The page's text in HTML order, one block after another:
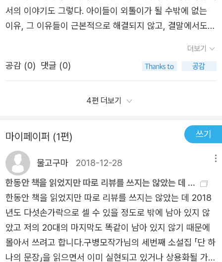
마음의 문을 열도록 조용하게 그리고 천천히 두드려주기만
한다. 문을 여는 것은 히토코의 선택이고 자연스럽게 이루어
의 히토코, 후유키 그리고 히토코에게 내내 미안한 마음이
들지만 외톨이로 변해가는 모습이 싫은 호리코시와 호리코
만들어버린 가호까지. 모두 아픈 십대의 시간을 보내고 있
어내고 있는 순간 마음 속 응어리도 조금씩 풀어지고 있다.
관계 속에서의 힘겨움은 우리 모두를 '외톨이'로 만든다. 힘
겹기에 혼자만의 공간을 찾게 되고, 그것이 익숙해지면 우린
사회 속의 외톨이가 되게 마련이다. 히토코는 엄마로부터의
분리를 선언한 후유키에게 말한다. '가족을 잃어버렸을진 모
르지만, 후유키는 후유키 자신을 잃어버린 않았잖아.'라고.바
로 그거다. 우리가 혼자이건, 외톨이건, 함께건, 모두이건,
자신을 잃지 않는다는 것. 이것이 가장 중요한 나 자신을 지
키는 것이고, 사회 속에 나를 위한 자리 하나쯤 마련해 놓는
과 관계를 맺고 살아간다. 나라는 하나의 고리가 누군가와
맺어지고, 삶을 메꾸어나간다. 유기적으로 엮인 이 고리들은
경험 하나씩은 있을 것이다. 이 고리가 살짝 어긋나 어디에
도 끼워지지 못한 경험이. 고리가 엮이지 않았다고 해서 불
량한 부속이라거나 필요없는 부속은 아니다. 히토코가 연주
한 괴수의 발라드 속에 괴수처럼. 그리고 그 괴수도 언젠간
내용은 책의 초반부터 나오는데 초장부터 아이는 항상 어른
의 도움을 받아 성장해야 한다는 고리타분한 생각을 잠시 접
어두라고 말하는 듯했다. 책 속이 아닌 실제로도 선생님(및
다. '언제나 혼자 있으니까 외톨이죠.'후유키는 극성스럽고
뜻한 아이이다. 외톨이가 된 히토코는 무섭기로 소문난 어른
멀어져 외톨이가 된 히토코에게 괴팍한 성격 탓에 피아노 교
도움을 주게 되는 것이다. 모든 것에 이렇다. 저렇다.라고 정
의 내릴 수 없는 삶을 면밀히 그려내고 있다.맞아, 나는 노력
을 했다고. 노력했지만 안 된 것뿐이야.책 속에 나오는 주요
인물은 네 사람이다. 네 사람이지만 충분히 한 사람이 될 수
있다고 느꼈다. 학창시절을 거치며 히토코와 같이 억울하지
만 외톨이가 되기도 하고, 자신의 실수를 방관도 해보고, 위
와 같은 상황은 아니어도 자기 합리화로 상황을 모면해보려
‘히토리코(외톨이)’ 라고 부른다“얽히지 않아도 되는 사람과
는 얽히지 않으려고 해”히토코는 모두에게 마음을 닫았고그
러던 와중 히토코에게 마음을 열고 다가와주는 후유키가 다
시 모두의 앞에 나타난다이 소리를 내고 있는 아이는 도대체
어떤 심정으로 연주하고 있는 것일까?어쩌면 내일이라도 탈
퇴 신청서를 낼 생각인지 모른다부모가 이혼 직전일지도 모
르고연인과 싸우고 있어서 죽고 싶은 상태일 수도 있다저마
까너 나 할 것 없이 모두가 고교 시절을 즐기고 있을 것 같다
는, 그런 생각이 멋대로 솟아오른다실제로도 많이 일어나고
있는 왕따문제후유키는 히토코의 친구가 되려고 무리하기
보다는, 얽혀도 되는 사람부터 시작하고 싶다며 천천히 다가
서며 히토코의 마음을 천천히 열려 한다현실 세계에서는 과
연 후유키같은 친구가 았을 것인가현실에서는 아직도 이렇
게 이야기를 한다“왕따를 당할 만 하니까 왕따를 당하는 거
겠지”이 세상에 왕따를 당해도 되는 사람이 있을까?본인의
잘못이 있을 수도 있겠지만단지 그저 마음에 안 들어서, 사
적인 질투에 눈이 멀어, 남들이 다 하니까, 오해를 풀 시기를
서의 이야기도 그렇다. 아이들이 외톨이가 될 수밖에 없는
이유, 그 이유들이 근본적으로 해결되지 않고, 결말에서도
해피엔딩 같지 않지만 우리의 삶에서 지켜본 바로 소설의 결
말을 보면 비극적이지만은 않다. 희망, 어쩌면 그것이 살아
이 아니어도 괜찮다.'라는 삶의 순리 때문이 아닐까. 이 소설
는 학교폭력이란, 아이들이 서로에게 가하는 물리적 폭력을
말하지만, 실제로 이뤄지는 폭력들은 정신적 폭력이 더 많
다. 그리고 아이들이 아이에게 가하는 폭력뿐만 아니라 교사
가 학생에게 가하는 정신적, 물리적 폭력, 가정에서 학생에
게 가하는 물리적, 정신적 폭력마저도 학교폭력으로 이 소설
은 다루고 있다. 아이들은 그 나이대에 맞는 사랑과 관심을
받고 자라야한다. 물론 살면서 상처도 받을 수 있고 괴로움
을 겪는 것 또한 삶의 과정일 수 있다. 하지만 그것이 성장하
는 방향이 아니라 폭력으로서 작용한다면 그것은 잘못된 방
더보기
공감 (0) 댓글 (0)
4편 더보기
마이페이퍼 (1편) 쓰기
물고구마 2018-12-28
한동안 책을 읽었지만 따로 리뷰를 쓰지는 않았는 데 ...
한동안 책을 읽었지만 따로 리뷰를 쓰지는 않았는 데 2018
년도 다섯손가락으로 셀 수 있을 정도로 밖에 남아 있지 않
았고 저의 20대의 마지막도 똑같이 남아 있지 않기 때문에
몰아서 쓰려고 합니다.구병모작가님의 세번째 소설집 「단 하
나의 문장」을 읽으면서 이미 실현되고 있거나 상용화될 가상